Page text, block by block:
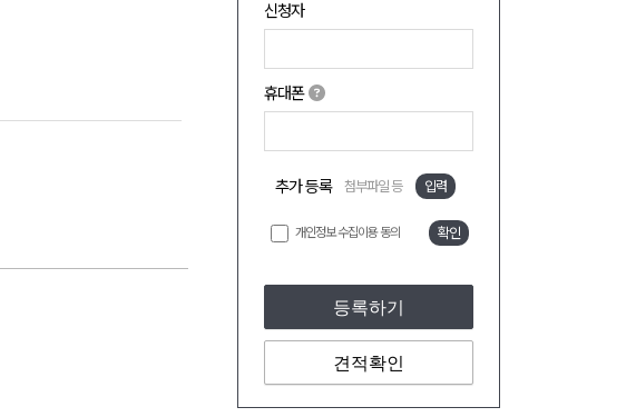
신청자
휴대폰
추가 등록 첨부파일 등 입력
개인정보 수집이용 동의 확인
등록하기
견적확인